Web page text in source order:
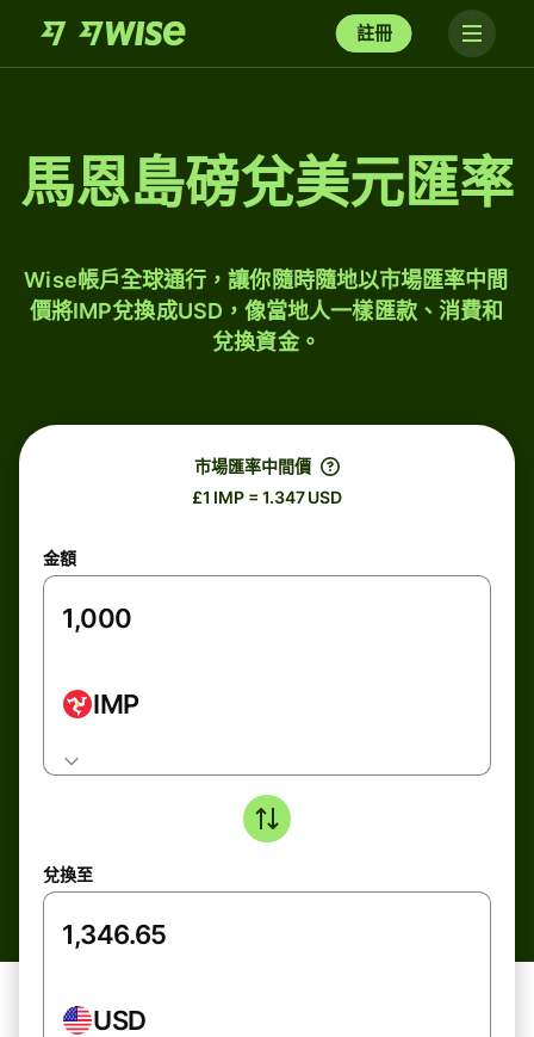
註冊
馬恩島磅兌美元匯率
Wise帳戶全球通行，讓你隨時隨地以市場匯率中間
價將IMP兌換成USD，像當地人一樣匯款、消費和
兌換資金。
市場匯率中間價
£1 IMP = 1.347 USD
金額
IMP
兌換至
USD